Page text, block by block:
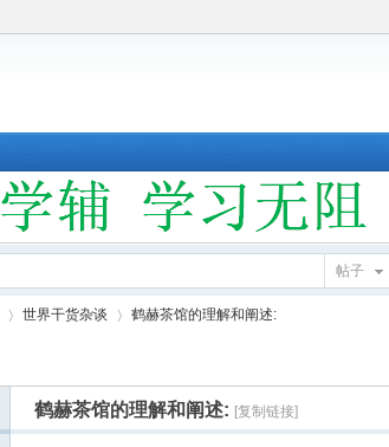
帖子
世界干货杂谈
›
鹤赫茶馆的理解和阐述:
鹤赫茶馆的理解和阐述: [复制链接]